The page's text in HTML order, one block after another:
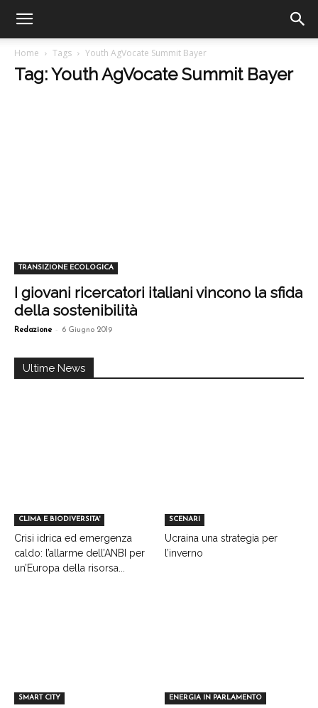
Home Tags Youth AgVocate Summit Bayer
Tag: Youth AgVocate Summit Bayer
TRANSIZIONE ECOLOGICA
I giovani ricercatori italiani vincono la sfida
della sostenibilità
Redazione - 6 Giugno 2019
Ultime News
CLIMA E BIODIVERSITA'
Crisi idrica ed emergenza
caldo: l’allarme dell’ANBI per
un’Europa della risorsa...
SCENARI
Ucraina una strategia per
l’inverno
SMART CITY ENERGIA IN PARLAMENTO